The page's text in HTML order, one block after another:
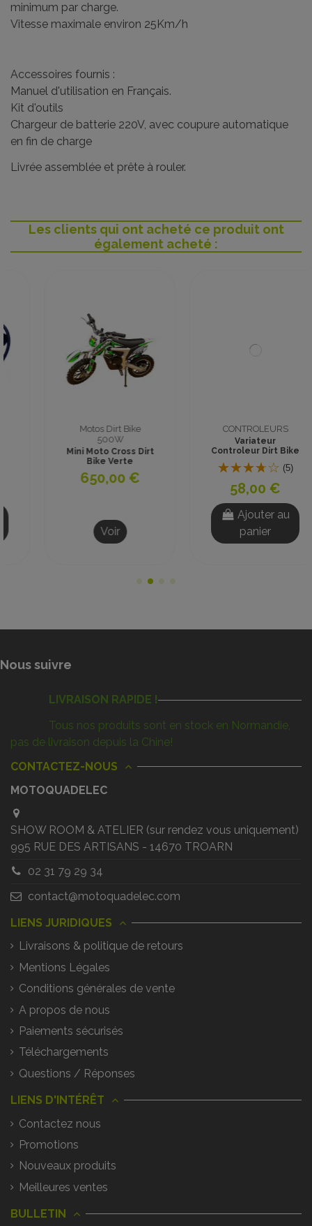
minimum par charge.
Vitesse maximale environ 25Km/h
Accessoires fournis :
Manuel d'utilisation en Français.
Kit d'outils
Chargeur de batterie 220V, avec coupure automatique
en fin de charge
Livrée assemblée et prête à rouler.
Les clients qui ont acheté ce produit ont
également acheté :
CONTROLEURS
Variateur
Controleur Dirt Bike
Tox 36V 1100W
(5)
58,00 €
panier
Pneus et roues
PNEU ARRIERE MINI
QUAD ENFANT 6
pouces 13x5.00-6
(153)
15,00 €
Nous suivre
LIVRAISON RAPIDE !
Tous nos produits sont en stock en Normandie,
pas de livraison depuis la Chine!
CONTACTEZ-NOUS
MOTOQUADELEC
SHOW ROOM & ATELIER (sur rendez vous uniquement)
995 RUE DES ARTISANS - 14670 TROARN
02 31 79 29 34
contact@motoquadelec.com
LIENS JURIDIQUES
Livraisons & politique de retours
Mentions Légales
Conditions générales de vente
A propos de nous
Paiements sécurisés
Téléchargements
Questions / Réponses
LIENS D'INTÉRÊT
Contactez nous
Promotions
Nouveaux produits
Meilleures ventes
BULLETIN